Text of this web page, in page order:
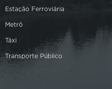
Estação Ferroviária
Metrô
Táxi
Transporte Público